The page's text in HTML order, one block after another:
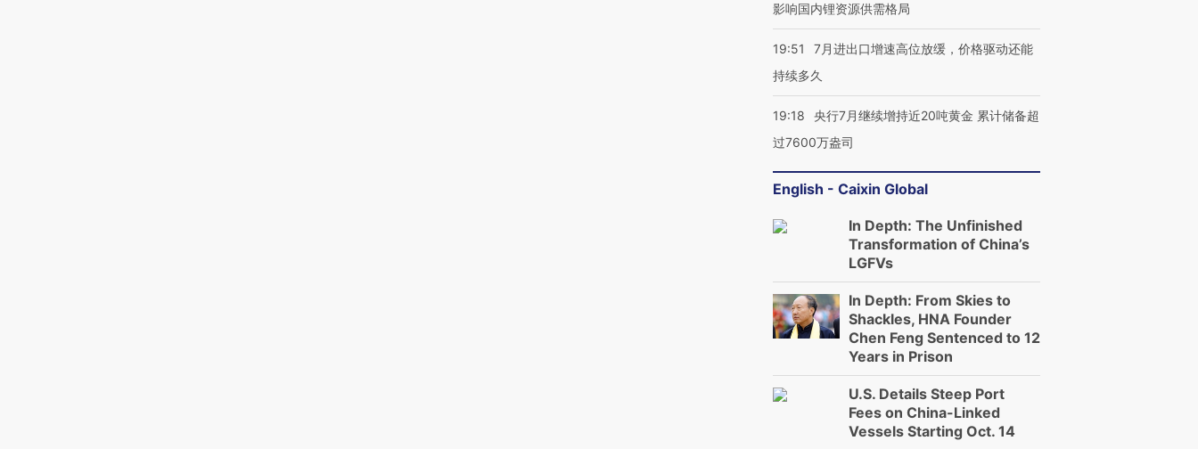
影响国内锂资源供需格局
19:51
7月进出口增速高位放缓，价格驱动还能
持续多久
19:18
央行7月继续增持近20吨黄金 累计储备超
过7600万盎司
English - Caixin Global
In Depth: The Unfinished
Transformation of China’s
LGFVs
In Depth: From Skies to
Shackles, HNA Founder
Chen Feng Sentenced to 12
Years in Prison
U.S. Details Steep Port
Fees on China-Linked
Vessels Starting Oct. 14